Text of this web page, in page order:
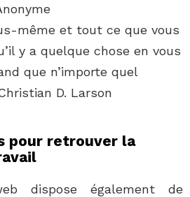
même et tout ce que vous
y a quelque chose en vous
que n’importe quel
D. Larson
pour retrouver la
dispose également de